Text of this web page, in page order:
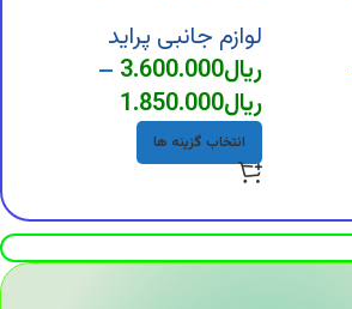
لوازم جانبی پراید
ریال3.600.000
–
ریال1.850.000
انتخاب گزینه ها